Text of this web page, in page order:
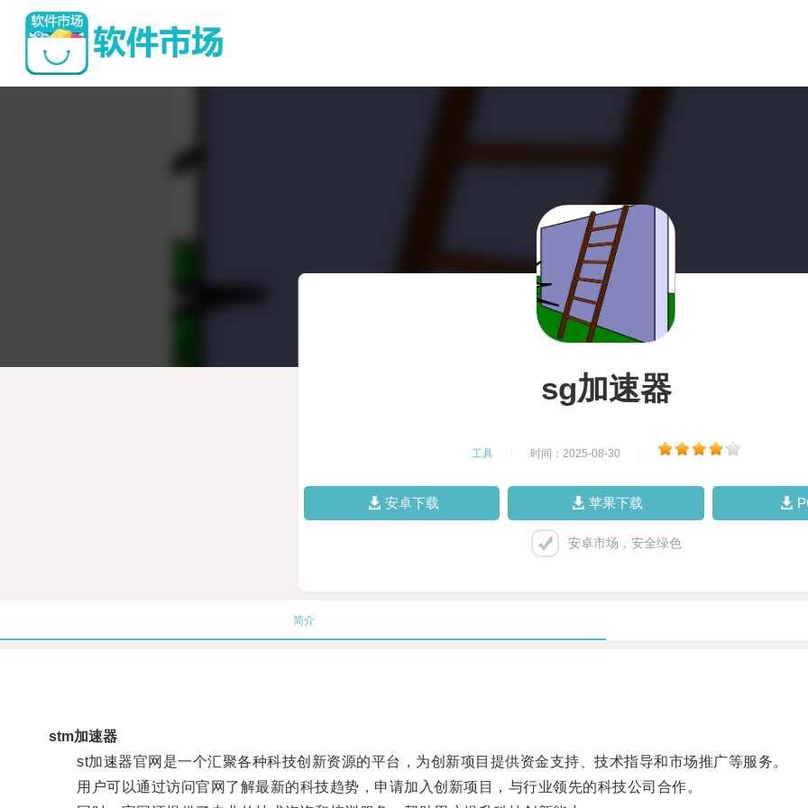
sg加速器
工具 时间：2025-08-30
安卓下载 苹果下载
安卓市场，安全绿色
简介
stm加速器
st加速器官网是一个汇聚各种科技创新资源的平台，为创新项目提供资金支持、技术指导和市场推广等服务。
用户可以通过访问官网了解最新的科技趋势，申请加入创新项目，与行业领先的科技公司合作。